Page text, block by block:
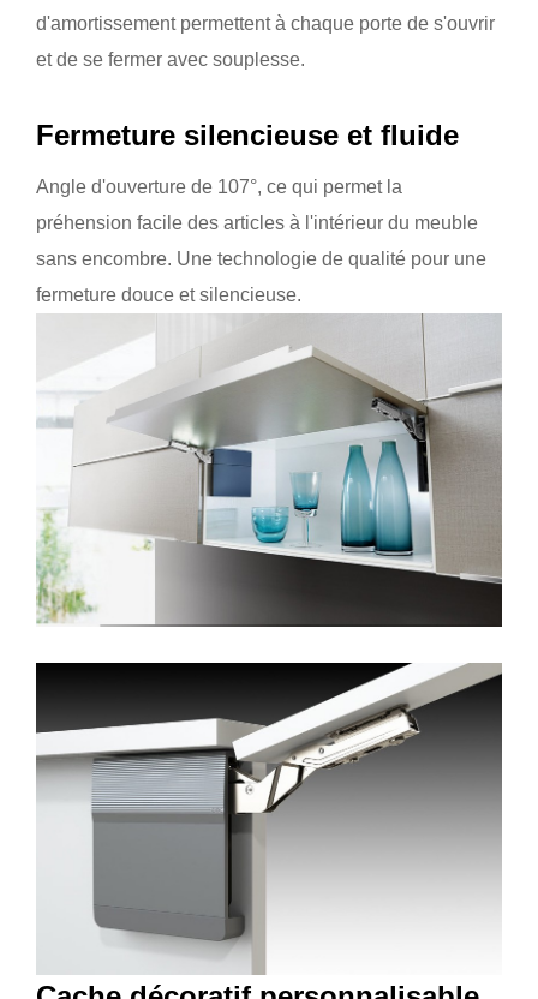
d'amortissement permettent à chaque porte de s'ouvrir
et de se fermer avec souplesse.
Fermeture silencieuse et fluide
Angle d'ouverture de 107°, ce qui permet la
préhension facile des articles à l'intérieur du meuble
sans encombre. Une technologie de qualité pour une
fermeture douce et silencieuse.